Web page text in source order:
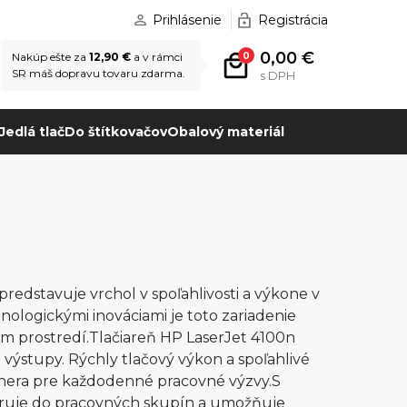
Prihlásenie Registrácia
0 0,00 €
s DPH
Nakúp ešte za 12,90 € a v rámci
SR máš dopravu tovaru zdarma.
tlačDo štítkovačovObalový materiál
vrchol v spoľahlivosti a výkone v
inováciami je toto zariadenie
prostredí.Tlačiareň HP LaserJet 4100n
Rýchly tlačový výkon a spoľahlivé
pre každodenné pracovné výzvy.S
do pracovných skupín a umožňuje